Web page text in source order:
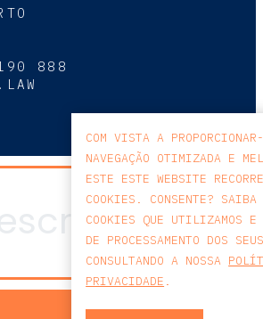
888
POLÍTICA DE
COM VISTA A
NAVEGAÇÃO OTIMIZADA E
ESTE ESTE WEBSITE
COOKIES. CONSENTE? SAIBA
COOKIES QUE UTILIZAMOS E
DE PROCESSAMENTO DOS
CONSULTANDO A NOSSA
PRIVACIDADE .